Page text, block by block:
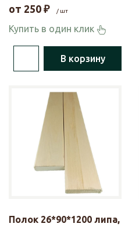
от 250 ₽ / шт
Купить в один клик
В корзину
Полок 26*90*1200 липа,